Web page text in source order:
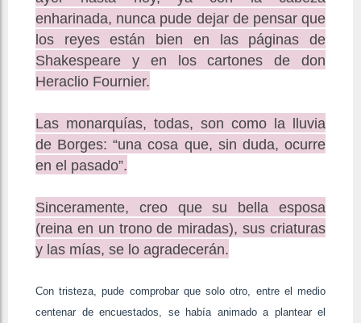
enharinada, nunca pude dejar de pensar que
los reyes están bien en las páginas de
Shakespeare y en los cartones de don
Heraclio Fournier.
Las monarquías, todas, son como la lluvia
de Borges: “una cosa que, sin duda, ocurre
en el pasado”.
Sinceramente, creo que su bella esposa
(reina en un trono de miradas), sus criaturas
y las mías, se lo agradecerán.
Con tristeza, pude comprobar que solo otro, entre el medio
centenar de encuestados, se había animado a plantear el